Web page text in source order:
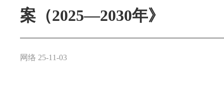
案（2025—2030年》
网络 25-11-03